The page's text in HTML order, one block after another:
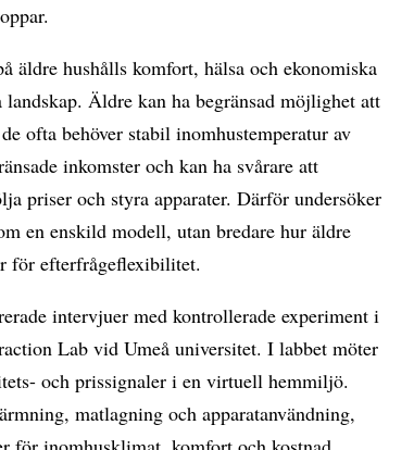
äldre hushålls komfort, hälsa och ekonomiska
Äldre kan ha begränsad möjlighet att
ofta behöver stabil inomhustemperatur av
inkomster och kan ha svårare att
priser och styra apparater. Därför undersöker
en enskild modell, utan bredare hur äldre
för efterfrågeflexibilitet.
intervjuer med kontrollerade experiment i
Lab vid Umeå universitet. I labbet möter
och prissignaler i en virtuell hemmiljö.
matlagning och apparatanvändning,